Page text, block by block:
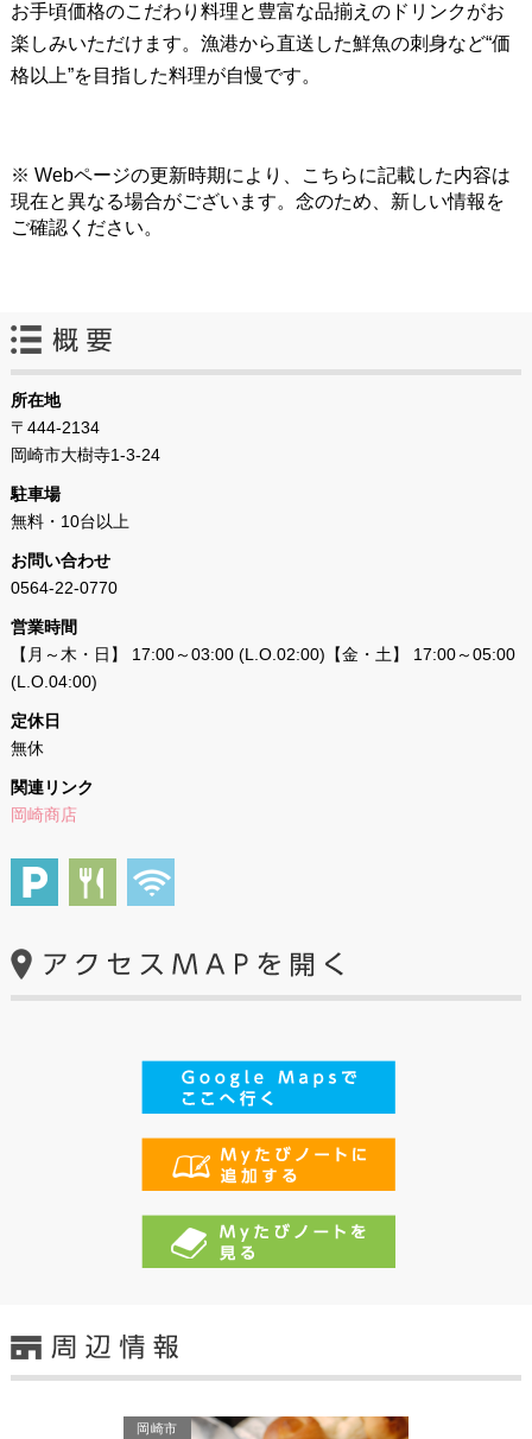
お手頃価格のこだわり料理と豊富な品揃えのドリンクがお
楽しみいただけます。漁港から直送した鮮魚の刺身など“価
格以上”を目指した料理が自慢です。
※ Webページの更新時期により、こちらに記載した内容は
現在と異なる場合がございます。念のため、新しい情報を
ご確認ください。
所在地
〒444-2134
岡崎市大樹寺1-3-24
駐車場
無料・10台以上
お問い合わせ
0564-22-0770
営業時間
【月～木・日】 17:00～03:00 (L.O.02:00)【金・土】 17:00～05:00
(L.O.04:00)
定休日
無休
関連リンク
岡崎商店
岡崎市